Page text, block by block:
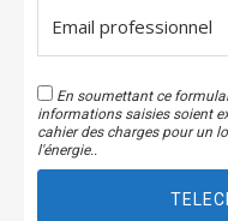
En soumettant ce
informations saisies soient
cahier des charges pour un
l'énergie..